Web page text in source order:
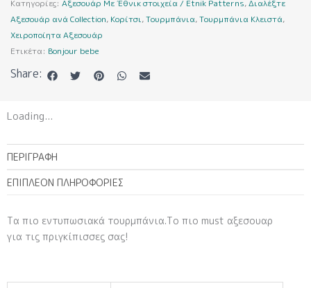
Κατηγορίες: Αξεσουάρ Με Έθνικ στοιχεία / Etnik Patterns,Διαλέξτε
Αξεσουάρ ανά Collection, Κορίτσι,Τουρμπάνια,Τουρμπάνια Κλειστά,
Χειροποίητα Αξεσουάρ
Ετικέτα: Bonjour bebe
Share:
Loading...
ΠΕΡΙΓΡΑΦΉ
ΕΠΙΠΛΈΟΝ ΠΛΗΡΟΦΟΡΊΕΣ
Τα πιο εντυπωσιακά τουρμπάνια.Το πιο must αξεσουαρ
για τις πριγκίπισσες σας!